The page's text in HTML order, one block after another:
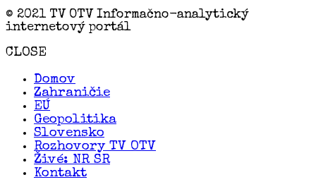
© 2021 TV OTV Informačno-analytický
internetový portál
CLOSE
Domov
Zahraničie
EÚ
Geopolitika
Slovensko
Rozhovory TV OTV
Živé: NR SR
Kontakt